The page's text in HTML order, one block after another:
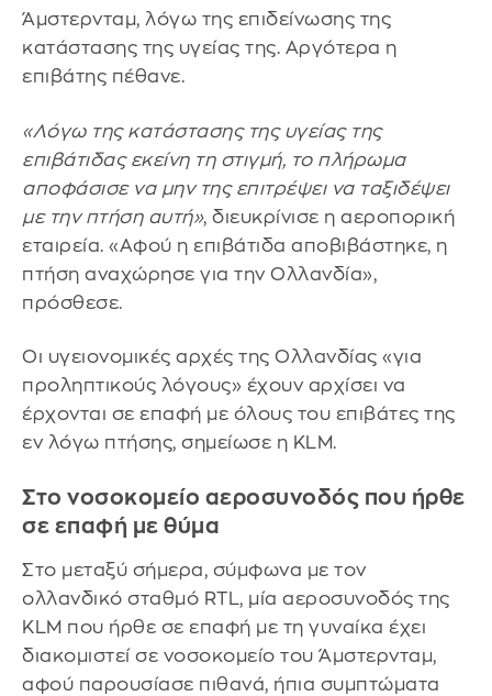
Άμστερνταμ, λόγω της επιδείνωσης της
κατάστασης της υγείας της. Αργότερα η
επιβάτης πέθανε.
«Λόγω της κατάστασης της υγείας της
επιβάτιδας εκείνη τη στιγμή, το πλήρωμα
αποφάσισε να μην της επιτρέψει να ταξιδέψει
με την πτήση αυτή», διευκρίνισε η αεροπορική
εταιρεία. «Αφού η επιβάτιδα αποβιβάστηκε, η
πτήση αναχώρησε για την Ολλανδία»,
πρόσθεσε.
Οι υγειονομικές αρχές της Ολλανδίας «για
προληπτικούς λόγους» έχουν αρχίσει να
έρχονται σε επαφή με όλους του επιβάτες της
εν λόγω πτήσης, σημείωσε η KLM.
Στο νοσοκομείο αεροσυνοδός που ήρθε
σε επαφή με θύμα
Στο μεταξύ σήμερα, σύμφωνα με τον
ολλανδικό σταθμό RTL, μία αεροσυνοδός της
KLM που ήρθε σε επαφή με τη γυναίκα έχει
διακομιστεί σε νοσοκομείο του Άμστερνταμ,
αφού παρουσίασε πιθανά, ήπια συμπτώματα